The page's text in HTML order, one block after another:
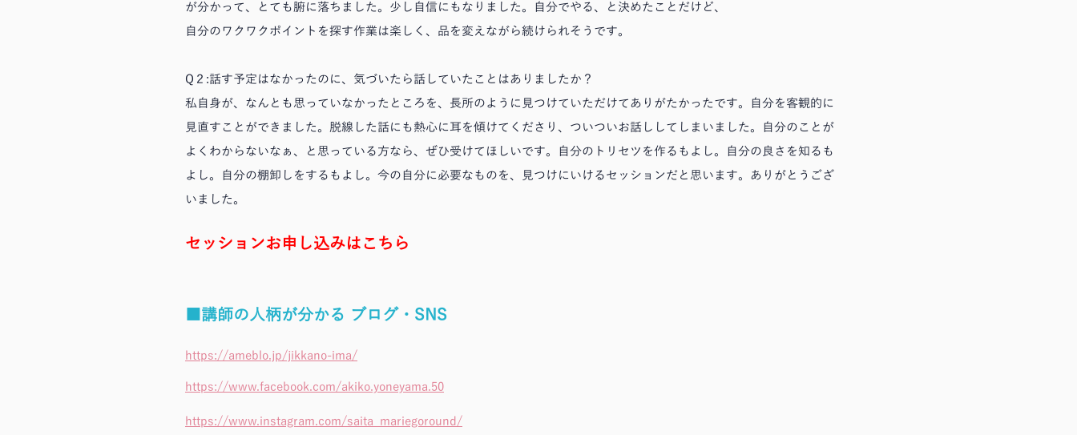
が分かって、とても腑に落ちました。少し自信にもなりました。自分でやる、と決めたことだけど、
自分のワクワクポイントを探す作業は楽しく、品を変えながら続けられそうです。
Q２:話す予定はなかったのに、気づいたら話していたことはありましたか？
私自身が、なんとも思っていなかったところを、長所のように見つけていただけてありがたかったです。自分を客観的に
見直すことができました。脱線した話にも熱心に耳を傾けてくださり、ついついお話ししてしまいました。自分のことが
よくわからないなぁ、と思っている方なら、ぜひ受けてほしいです。自分のトリセツを作るもよし。自分の良さを知るも
よし。自分の棚卸しをするもよし。今の自分に必要なものを、見つけにいけるセッションだと思います。ありがとうござ
いました。
セッションお申し込みはこちら
■講師の人柄が分かる ブログ・SNS
https://ameblo.jp/jikkano-ima/
https://www.facebook.com/akiko.yoneyama.50
https://www.instagram.com/saita_mariegoround/